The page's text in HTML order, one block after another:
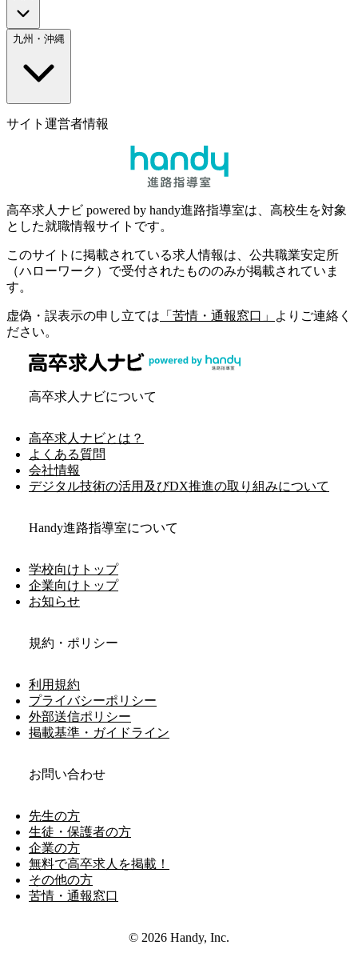
九州・沖縄
サイト運営者情報
高卒求人ナビ powered by handy進路指導室は、高校生を対象
とした就職情報サイトです。
このサイトに掲載されている求人情報は、公共職業安定所
（ハローワーク）で受付されたもののみが掲載されていま
す。
虚偽・誤表示の申し立ては 「苦情・通報窓口」
よりご連絡く
ださい。
高卒求人ナビについて
高卒求人ナビとは？
よくある質問
会社情報
デジタル技術の活用及びDX推進の取り組みについて
Handy進路指導室について
学校向けトップ
企業向けトップ
お知らせ
規約・ポリシー
利用規約
プライバシーポリシー
外部送信ポリシー
掲載基準・ガイドライン
お問い合わせ
先生の方
生徒・保護者の方
企業の方
無料で高卒求人を掲載！
その他の方
苦情・通報窓口
© 2026 Handy, Inc.